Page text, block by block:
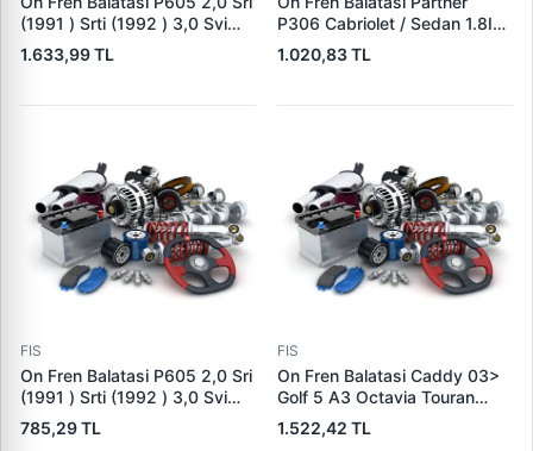
(1991 ) Srti (1992 ) 3,0 Svi
123 Kw (1991 97) / (Fisli) |
FTE 9001374 | OEM 425089
1.633,99 TL
P306 Cabriolet / Sedan 1.8I
16V 2.0I Berlingo Xsara
1.8I.1.9D (< 03) Fisl | BRAXIS
1.020,83 TL
FIS
On Fren Balatasi P605 2,0 Sri
(1991 ) Srti (1992 ) 3,0 Svi
123 Kw (1991 97) / (Fisli) |
TRW GDB796 | OEM 425089
785,29 TL
FIS
On Fren Balatasi Caddy 03>
Golf 5 A3 Octavia Touran
Toledo 04> Passat Jetta 05>
Fisli | KALE B 23587 203 05
1.522,42 TL